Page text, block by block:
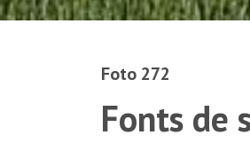
Foto 272
Fonts de